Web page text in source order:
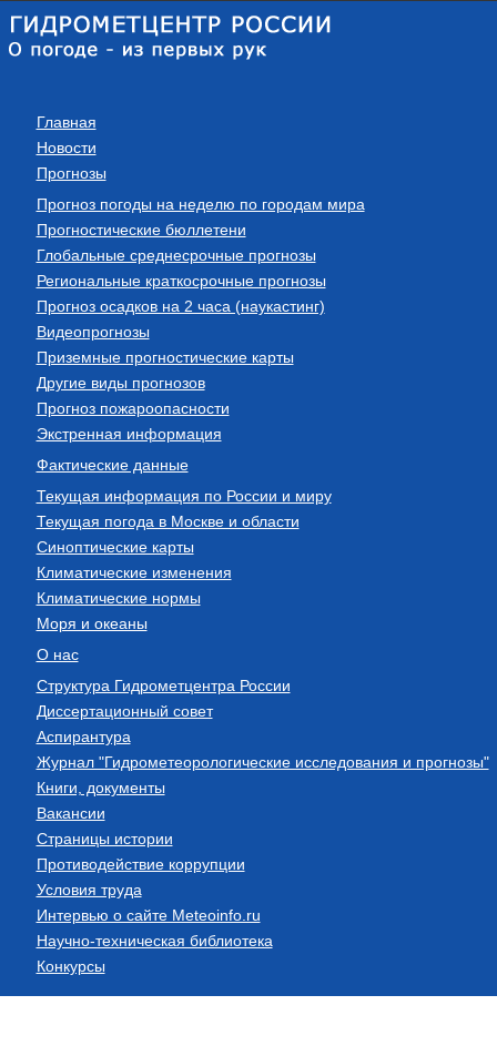
Главная
Новости
Прогнозы
Прогноз погоды на неделю по городам мира
Прогностические бюллетени
Глобальные среднесрочные прогнозы
Региональные краткосрочные прогнозы
Прогноз осадков на 2 часа (наукастинг)
Видеопрогнозы
Приземные прогностические карты
Другие виды прогнозов
Прогноз пожароопасности
Экстренная информация
Фактические данные
Текущая информация по России и миру
Текущая погода в Москве и области
Синоптические карты
Климатические изменения
Климатические нормы
Моря и океаны
О нас
Структура Гидрометцентра России
Диссертационный совет
Аспирантура
Журнал "Гидрометеорологические исследования и прогнозы"
Книги, документы
Вакансии
Страницы истории
Противодействие коррупции
Условия труда
Интервью о сайте Meteoinfo.ru
Научно-техническая библиотека
Конкурсы